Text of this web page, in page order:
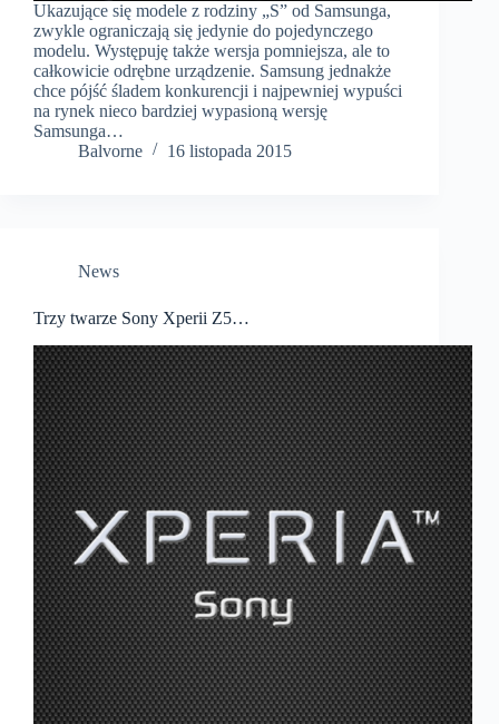
Ukazujące się modele z rodziny „S” od Samsunga,
zwykle ograniczają się jedynie do pojedynczego
modelu. Występuję także wersja pomniejsza, ale to
całkowicie odrębne urządzenie. Samsung jednakże
chce pójść śladem konkurencji i najpewniej wypuści
na rynek nieco bardziej wypasioną wersję
Samsunga…
Balvorne
16 listopada 2015
News
Trzy twarze Sony Xperii Z5…